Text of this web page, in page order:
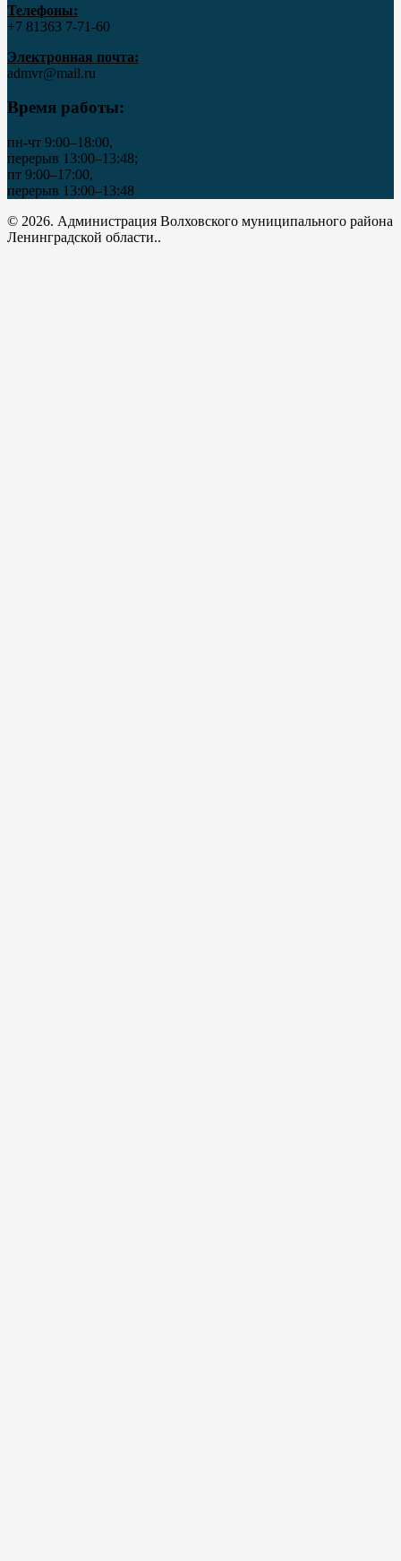
Телефоны:
+7 81363 7‑71-60
Электронная почта:
admvr@mail.ru
Время работы:
пн-чт 9:00–18:00,
перерыв 13:00–13:48;
пт 9:00–17:00,
перерыв 13:00–13:48
© 2026. Администрация Волховского муниципального района
Ленинградской области..